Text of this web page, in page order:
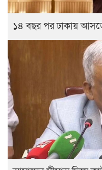
১৪ বছর পর ঢাকায়